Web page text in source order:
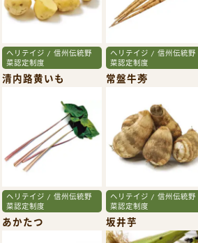
ヘリテイジ / 信州伝統野
菜認定制度
清内路黄いも
ヘリテイジ / 信州伝統野
菜認定制度
常盤牛蒡
ヘリテイジ / 信州伝統野
菜認定制度
あかたつ
ヘリテイジ / 信州伝統野
菜認定制度
坂井芋